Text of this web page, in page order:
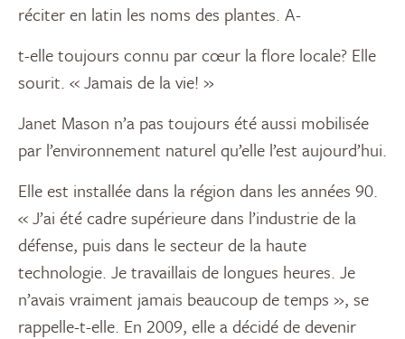
réciter en latin les noms des plantes. A-
t-elle toujours connu par cœur la flore locale? Elle
sourit. « Jamais de la vie! »
Janet Mason n’a pas toujours été aussi mobilisée
par l’environnement naturel qu’elle l’est aujourd’hui.
Elle est installée dans la région dans les années 90.
« J’ai été cadre supérieure dans l’industrie de la
défense, puis dans le secteur de la haute
technologie. Je travaillais de longues heures. Je
n’avais vraiment jamais beaucoup de temps », se
rappelle-t-elle. En 2009, elle a décidé de devenir